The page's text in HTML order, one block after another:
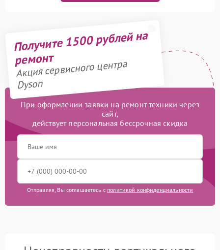
Получите 1500 рублей на
ремонт
Акция сервисного центра
Dyson
При оформлении заявки на ремонт техники через
сайт,
действует персональная бессрочная скидка
Отправляя, Вы соглашаетесь с политикой конфиденциальности